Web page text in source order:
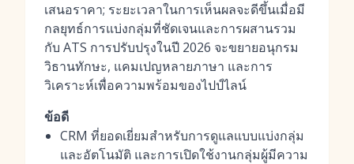
เสนอราคา; ระยะเวลาในการเห็นผลจะดีขึ้นเมื่อมี
กลยุทธ์การแบ่งกลุ่มที่ชัดเจนและการผสานรวม
กับ ATS การปรับปรุงในปี 2026 จะขยายอนุกรม
วิธานทักษะ, แคมเปญหลายภาษา และการ
วิเคราะห์เพื่อความพร้อมของไปป์ไลน์
ข้อดี
CRM ที่ยอดเยี่ยมสำหรับการดูแลแบบแบ่งกลุ่ม
และอัตโนมัติ และการเปิดใช้งานกลุ่มผู้มีความ